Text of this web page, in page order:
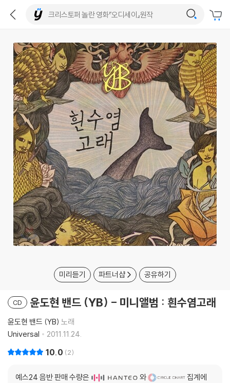
미리듣기 파트너샵 공유하기
CD 윤도현 밴드 (YB) - 미니앨범 : 흰수염고래
윤도현 밴드 (YB) 노래
Universal
2011.11.24.
10.0 2
예스24 음반 판매 수량은 와
집계에